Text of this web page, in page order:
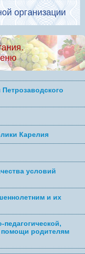
организации
Карелия
условий
и их
помощи родителям